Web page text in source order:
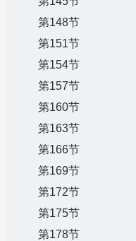
第148节
第151节
第154节
第157节
第160节
第163节
第166节
第169节
第172节
第175节
第178节